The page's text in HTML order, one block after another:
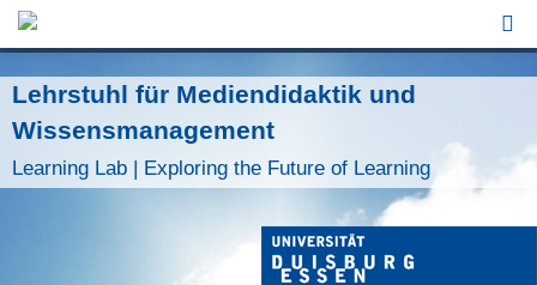
Lehrstuhl für Mediendidaktik und
Wissensmanagement
Learning Lab | Exploring the Future of Learning